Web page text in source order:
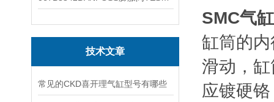
技术文章
常见的CKD喜开理气缸型号有哪些
SMC气
缸筒的
滑动，
应镀硬